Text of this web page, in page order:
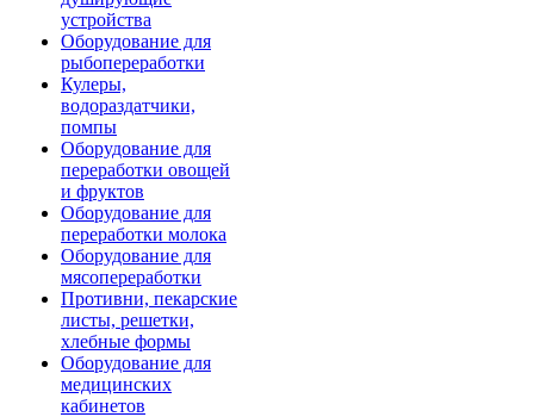
устройства
Оборудование для
рыбопереработки
Кулеры,
водораздатчики,
помпы
Оборудование для
переработки овощей
и фруктов
Оборудование для
переработки молока
Оборудование для
мясопереработки
Противни, пекарские
листы, решетки,
хлебные формы
Оборудование для
медицинских
кабинетов